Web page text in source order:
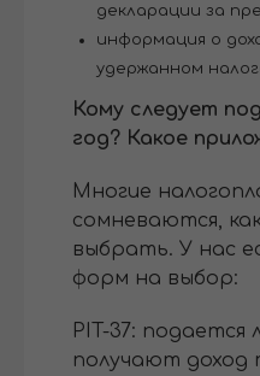
декларации за
информация о
удержанном
Кому следует
год? Какое
Многие
сомневаются,
выбрать. У нас
форм на выбор:
PIT-37:
получают доход